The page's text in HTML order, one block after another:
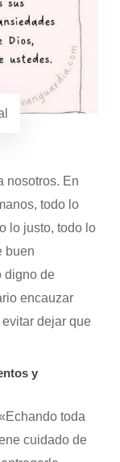
nosotros. En
todo lo
lo justo, todo lo
buen
digno de
encauzar
dejar que
y
toda
cuidado de